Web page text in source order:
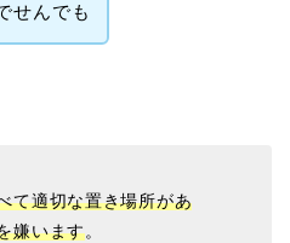
せんでも
て適切な置き場所があ
嫌います。